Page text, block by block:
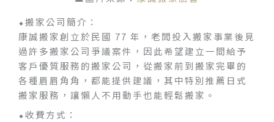
⬥搬家公司簡介：
康誠搬家創立於民國 77 年，老闆投入搬家事業後見
過許多搬家公司爭議案件，因此希望建立一間給予
客戶優質服務的搬家公司，從搬家前到搬家完畢的
各種眉眉角角，都能提供建議，其中特別推薦日式
搬家服務，讓懶人不用動手也能輕鬆搬家。
⬥收費方式：